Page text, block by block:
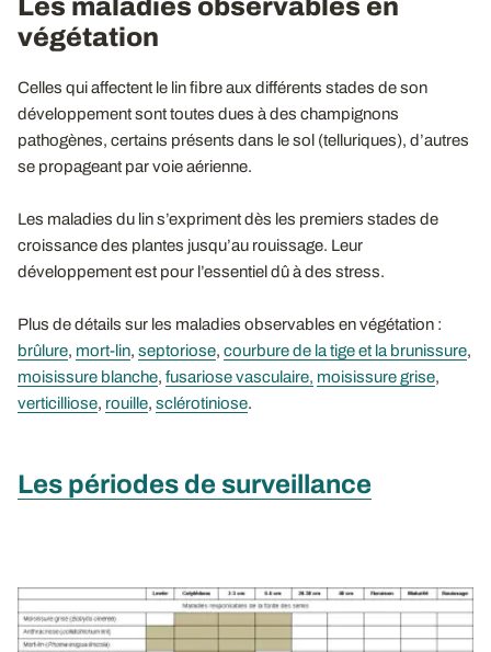
Les maladies observables en
végétation
Celles qui affectent le lin fibre aux différents stades de son
développement sont toutes dues à des champignons
pathogènes, certains présents dans le sol (telluriques), d’autres
se propageant par voie aérienne.
Les maladies du lin s’expriment dès les premiers stades de
croissance des plantes jusqu’au rouissage. Leur
développement est pour l’essentiel dû à des stress.
Plus de détails sur les maladies observables en végétation :
brûlure, mort-lin, septoriose, courbure de la tige et la brunissure,
moisissure blanche, fusariose vasculaire, moisissure grise,
verticilliose, rouille, sclérotiniose.
Les périodes de surveillance